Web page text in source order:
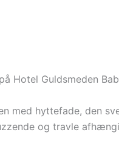
Hotel Guldsmeden
med hyttefade, den
og travle